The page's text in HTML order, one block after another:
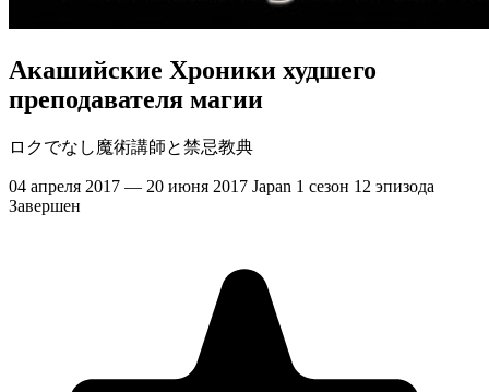
Акашийские Хроники худшего
преподавателя магии
ロクでなし魔術講師と禁忌教典
04 апреля 2017 — 20 июня 2017 Japan 1 сезон 12 эпизода
Завершен